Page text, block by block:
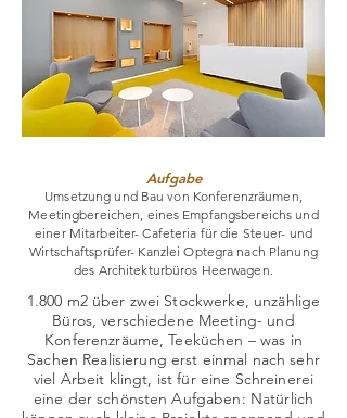
Aufgabe
Umsetzung und Bau von Konferenzräumen,
Meetingbereichen, eines Empfangsbereichs und
einer Mitarbeiter- Cafeteria für die Steuer- und
Wirtschaftsprüfer- Kanzlei Optegra nach Planung
des Architekturbüros Heerwagen.
1.800 m2 über zwei Stockwerke, unzählige
Büros, verschiedene Meeting- und
Konferenzräume, Teeküchen – was in
Sachen Realisierung erst einmal nach sehr
viel Arbeit klingt, ist für eine Schreinerei
eine der schönsten Aufgaben: Natürlich